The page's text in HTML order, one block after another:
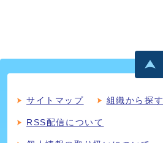
サイトマップ 組織から探す
RSS配信について